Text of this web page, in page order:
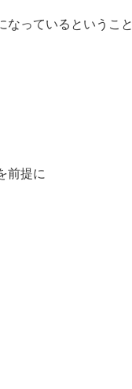
なっているということ
前提に